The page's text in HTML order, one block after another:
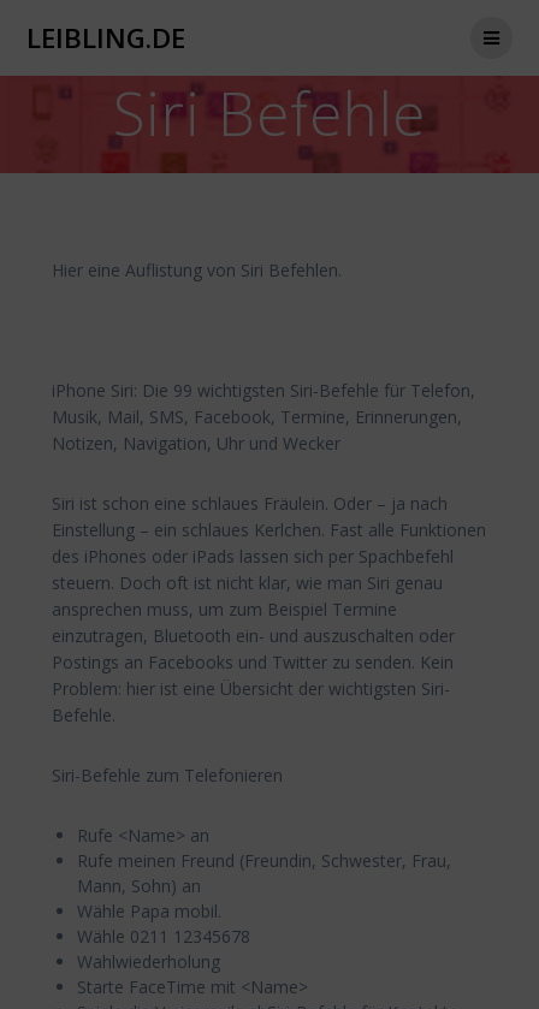
LEIBLING.DE
Siri Befehle
Hier eine Auflistung von Siri Befehlen.
iPhone Siri: Die 99 wichtigsten Siri-Befehle für Telefon,
Musik, Mail, SMS, Facebook, Termine, Erinnerungen,
Notizen, Navigation, Uhr und Wecker
Siri ist schon eine schlaues Fräulein. Oder – ja nach
Einstellung – ein schlaues Kerlchen. Fast alle Funktionen
des iPhones oder iPads lassen sich per Spachbefehl
steuern. Doch oft ist nicht klar, wie man Siri genau
ansprechen muss, um zum Beispiel Termine
einzutragen, Bluetooth ein- und auszuschalten oder
Postings an Facebooks und Twitter zu senden. Kein
Problem: hier ist eine Übersicht der wichtigsten Siri-
Befehle.
Siri-Befehle zum Telefonieren
Rufe <Name> an
Rufe meinen Freund (Freundin, Schwester, Frau,
Mann, Sohn) an
Wähle Papa mobil.
Wähle 0211 12345678
Wahlwiederholung
Starte FaceTime mit <Name>